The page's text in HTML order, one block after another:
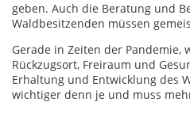
geben. Auch die Beratung und
Waldbesitzenden müssen
Gerade in Zeiten der Pandemie,
Rückzugsort, Freiraum und
Erhaltung und Entwicklung des
wichtiger denn je und muss